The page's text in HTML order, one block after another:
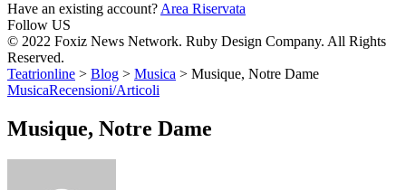
Have an existing account? Area Riservata
Follow US
© 2022 Foxiz News Network. Ruby Design Company. All Rights
Reserved.
Teatrionline > Blog > Musica > Musique, Notre Dame
MusicaRecensioni/Articoli
Musique, Notre Dame